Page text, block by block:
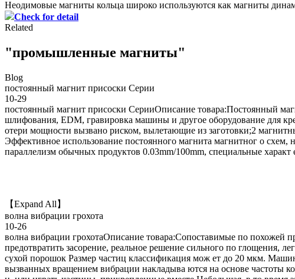
Неодимовые магниты кольца широко используются как магниты
Check for detail
Related
"промышленные магниты"
Blog
постоянный магнит присоски Серии
10-29
постоянный магнит присоски СерииОписание товара:Постоянный
шлифования, EDM, гравировка машины и другое оборудование для
отери мощности вызвано риском, вылетающие из заготовки;2
Эффективное использование постоянного магнита магнитног о
параллелизм обычных продуктов 0.03mm/100mm, специальные
【Expand All】
волна вибрации грохота
10-26
волна вибрации грохотаОписание товара:Сопоставимые по похожей
предотвратить засорение, реальное решение сильного по глощения,
сухой порошок Размер частиц классификация мож ет до 20 мкм.
вызванных вращением вибрации накладыва ются на основе частоты